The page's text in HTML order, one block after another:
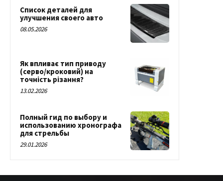
Список деталей для
улучшения своего авто
08.05.2026
Як впливає тип приводу
(серво/кроковий) на
точність різання?
13.02.2026
Полный гид по выбору и
использованию хронографа
для стрельбы
29.01.2026